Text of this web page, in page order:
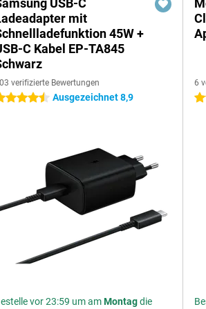
USB-C
mit
45W +
C Kabel EP-TA845
verifizierte Bewertungen
Sterne Ausgezeichnet 8,9
vor 23:59 um amMontagdie
6